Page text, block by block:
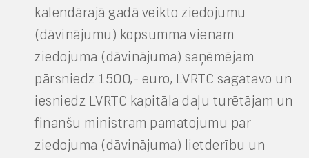
kalendārajā gadā veikto ziedojumu
(dāvinājumu) kopsumma vienam
ziedojuma (dāvinājuma) saņēmējam
pārsniedz 1500,- euro, LVRTC sagatavo un
iesniedz LVRTC kapitāla daļu turētājam un
finanšu ministram pamatojumu par
ziedojuma (dāvinājuma) lietderību un